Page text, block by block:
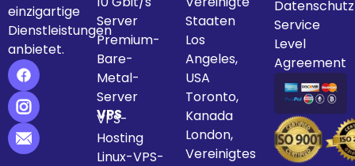
einzigartige
Dienstleistungen
anbietet.
Server
Premium-
Bare-
Metal-
Server
VPS
VPS-
Hosting
Linux-VPS-
Staaten
Los
Angeles,
USA
Toronto,
Kanada
London,
Vereinigtes
Service
Level
Agreement